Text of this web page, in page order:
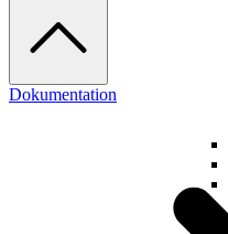
Dokumentation